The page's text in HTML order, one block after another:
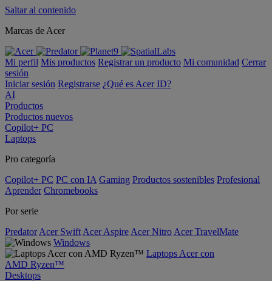
Saltar al contenido
Marcas de Acer
Mi perfil Mis productos Registrar un producto Mi comunidad Cerrar
sesión
Iniciar sesión Registrarse ¿Qué es Acer ID?
AI
Productos
Productos nuevos
Copilot+ PC
Laptops
Pro categoría
Copilot+ PC PC con IA Gaming Productos sostenibles Profesional
Aprender Chromebooks
Por serie
Predator Acer Swift Acer Aspire Acer Nitro Acer TravelMate
Windows
Laptops Acer con
AMD Ryzen™
Desktops